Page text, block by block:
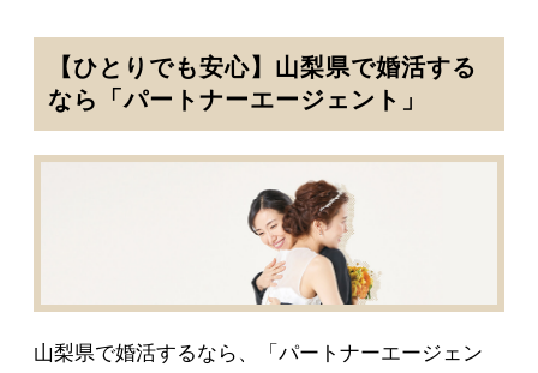
【ひとりでも安心】山梨県で婚活する
なら「パートナーエージェント」
山梨県で婚活するなら、「パートナーエージェン